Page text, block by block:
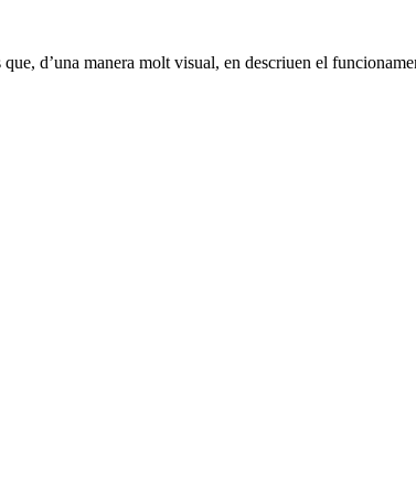
d’una manera molt visual, en descriuen el